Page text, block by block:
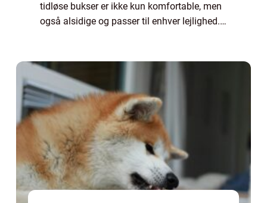
tidløse bukser er ikke kun komfortable, men
også alsidige og passer til enhver lejlighed. I